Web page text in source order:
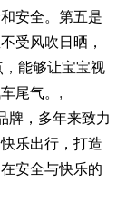
安全。第五是
受风吹日晒，
，能够让宝宝视
尾气。 ,
牌，多年来致力
乐出行，打造
安全与快乐的